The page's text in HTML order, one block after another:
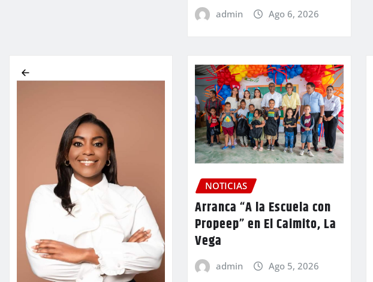
admin Ago 6, 2026
NOTICIAS
Arranca “A la Escuela con
Propeep” en El Caimito, La
Vega
admin Ago 5, 2026